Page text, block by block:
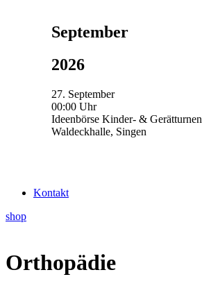
September
2026
27. September
00:00 Uhr
Ideenbörse Kinder- & Gerätturnen
Waldeckhalle, Singen
Kontakt
shop
Orthopädie